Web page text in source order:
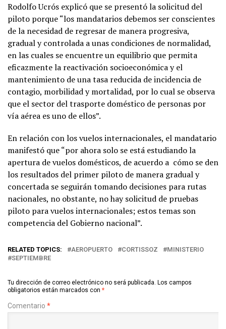
Rodolfo Ucrós explicó que se presentó la solicitud del
piloto porque “los mandatarios debemos ser conscientes
de la necesidad de regresar de manera progresiva,
gradual y controlada a unas condiciones de normalidad,
en las cuales se encuentre un equilibrio que permita
eficazmente la reactivación socioeconómica y el
mantenimiento de una tasa reducida de incidencia de
contagio, morbilidad y mortalidad, por lo cual se observa
que el sector del trasporte doméstico de personas por
vía aérea es uno de ellos”.
En relación con los vuelos internacionales, el mandatario
manifestó que “por ahora solo se está estudiando la
apertura de vuelos domésticos, de acuerdo a cómo se den
los resultados del primer piloto de manera gradual y
concertada se seguirán tomando decisiones para rutas
nacionales, no obstante, no hay solicitud de pruebas
piloto para vuelos internacionales; estos temas son
competencia del Gobierno nacional”.
RELATED TOPICS: AEROPUERTO CORTISSOZ
MINISTERIO
SEPTIEMBRE
Tu dirección de correo electrónico no será publicada. Los campos
obligatorios están marcados con *
Comentario *